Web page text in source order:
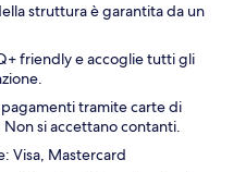
struttura è garantita da un
friendly e accoglie tutti gli
tramite carte di
si accettano contanti.
Visa, Mastercard